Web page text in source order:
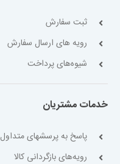
ثبت سفارش
رویه های ارسال سفارش
شیوه‌های پرداخت
خدمات مشتریان
پاسخ به پرسشهای متداول
رویه‌های بازگردانی کالا